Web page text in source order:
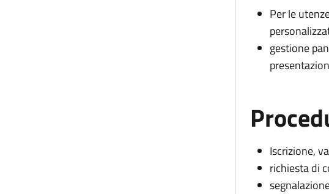
Per le
gestione
Iscrizione,
richiesta di